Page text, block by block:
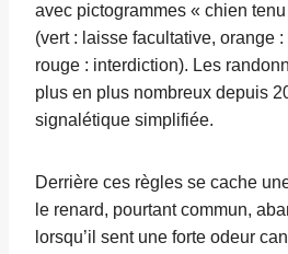
avec pictogrammes « chien
(vert : laisse facultative, orange
rouge : interdiction). Les
plus en plus nombreux depuis
signalétique simplifiée.
Derrière ces règles se cache
le renard, pourtant commun,
lorsqu’il sent une forte odeur